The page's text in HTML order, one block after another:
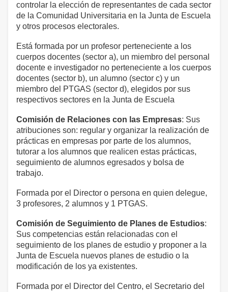
controlar la elección de representantes de cada sector
de la Comunidad Universitaria en la Junta de Escuela
y otros procesos electorales.
Está formada por un profesor perteneciente a los
cuerpos docentes (sector a), un miembro del personal
docente e investigador no perteneciente a los cuerpos
docentes (sector b), un alumno (sector c) y un
miembro del PTGAS (sector d), elegidos por sus
respectivos sectores en la Junta de Escuela
Comisión de Relaciones con las Empresas: Sus
atribuciones son: regular y organizar la realización de
prácticas en empresas por parte de los alumnos,
tutorar a los alumnos que realicen estas prácticas,
seguimiento de alumnos egresados y bolsa de
trabajo.
Formada por el Director o persona en quien delegue,
3 profesores, 2 alumnos y 1 PTGAS.
Comisión de Seguimiento de Planes de Estudios:
Sus competencias están relacionadas con el
seguimiento de los planes de estudio y proponer a la
Junta de Escuela nuevos planes de estudio o la
modificación de los ya existentes.
Formada por el Director del Centro, el Secretario del